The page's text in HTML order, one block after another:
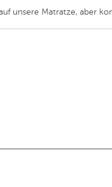
unsere Matratze, aber